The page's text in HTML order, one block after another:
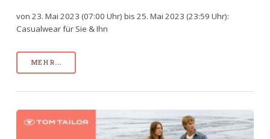
von 23. Mai 2023 (07:00 Uhr) bis 25. Mai 2023 (23:59 Uhr):
Casualwear für Sie & Ihn
MEHR...